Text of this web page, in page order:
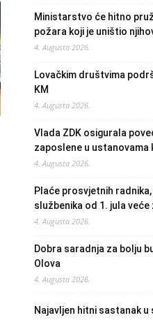
Ministarstvo će hitno
požara koji je uništio
4. Augusta 2026.
Lovačkim društvima
KM
4. Augusta 2026.
Vlada ZDK osigurala
zaposlene u ustanovama
4. Augusta 2026.
Plaće prosvjetnih
službenika od 1. jula
4. Augusta 2026.
Dobra saradnja za bolju
Olova
4. Augusta 2026.
Najavljen hitni sastanak u